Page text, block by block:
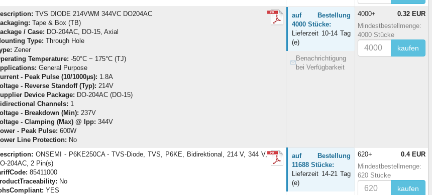
TVS DIODE 214VWM 344VC DO204AC
Tape & Box (TB)
/ Case: DO-204AC, DO-15, Axial
Type: Through Hole
Zener
Temperature: -50°C ~ 175°C (TJ)
General Purpose
- Peak Pulse (10/1000µs): 1.8A
- Reverse Standoff (Typ): 214V
Device Package: DO-204AC (DO-15)
Channels: 1
- Breakdown (Min): 237V
- Clamping (Max) @ Ipp: 344V
- Peak Pulse: 600W
Line Protection: No
auf Bestellung
4000 Stücke:
Lieferzeit 10-14 Tag
(e)
Benachrichtigung
bei Verfügbarkeit
4000+
0.32 EUR
Mindestbestellmenge:
4000 Stücke
kaufen
ONSEMI - P6KE250CA - TVS-Diode, TVS, P6KE, Bidirektional, 214 V, 344 V,
204AC, 2 Pin(s)
85411000
No
YES
auf Bestellung
11688 Stücke:
Lieferzeit 14-21 Tag
(e)
620+
0.4 EUR
Mindestbestellmenge:
620 Stücke
kaufen